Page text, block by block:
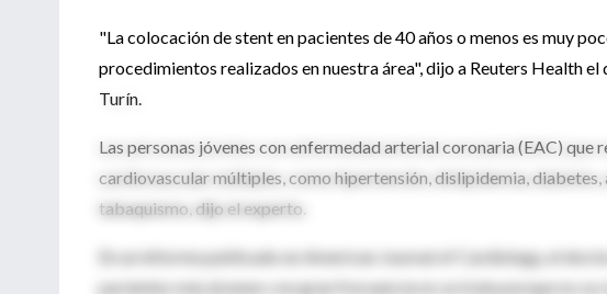
"La colocación de stent en pacientes de 40 años o menos es muy
procedimientos realizados en nuestra área", dijo a Reuters Health
Turín.
Las personas jóvenes con enfermedad arterial coronaria (EAC)
cardiovascular múltiples, como hipertensión, dislipidemia, diabetes,
tabaquismo, dijo el experto.
En un informe publicado en American Journal of Cardiology, el
pacientes más jóvenes con gran frecuencia no se trata porque no se